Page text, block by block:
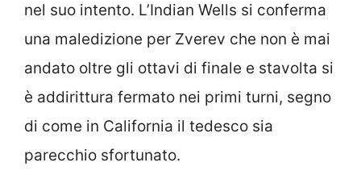
nel suo intento. L’Indian Wells si conferma
una maledizione per Zverev che non è mai
andato oltre gli ottavi di finale e stavolta si
è addirittura fermato nei primi turni, segno
di come in California il tedesco sia
parecchio sfortunato.